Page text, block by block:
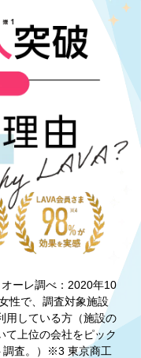
ーレ調べ：2020年10
性で、調査対象施設
用している方（施設の
て上位の会社をピック
調査。）※3 東京商工